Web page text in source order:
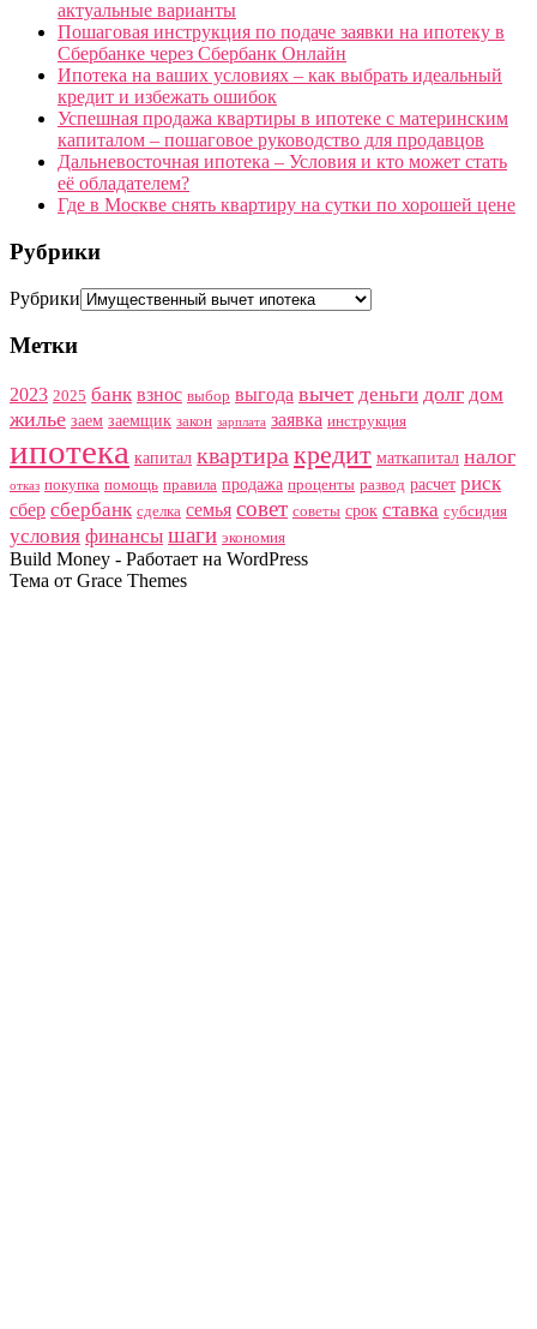
актуальные варианты
Пошаговая инструкция по подаче заявки на ипотеку в
Сбербанке через Сбербанк Онлайн
Ипотека на ваших условиях – как выбрать идеальный
кредит и избежать ошибок
Успешная продажа квартиры в ипотеке с материнским
капиталом – пошаговое руководство для продавцов
Дальневосточная ипотека – Условия и кто может стать
её обладателем?
Где в Москве снять квартиру на сутки по хорошей цене
Рубрики
Рубрики
Метки
2023 2025 банк взнос выбор выгода вычет деньги долг дом
жилье заем заемщик закон зарплата заявка инструкция
ипотека капитал квартира кредит маткапитал налог
отказ покупка помощь правила продажа проценты развод расчет риск
сбер сбербанк сделка семья совет советы срок ставка субсидия
условия финансы шаги экономия
Build Money - Работает на WordPress
Тема от Grace Themes